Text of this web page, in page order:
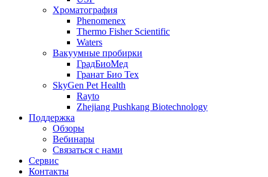
Хроматография
Phenomenex
Thermo Fisher Scientific
Waters
Вакуумные пробирки
ГрадБиоМед
Гранат Био Тех
SkyGen Pet Health
Rayto
Zhejiang Pushkang Biotechnology
Поддержка
Обзоры
Вебинары
Связаться с нами
Сервис
Контакты